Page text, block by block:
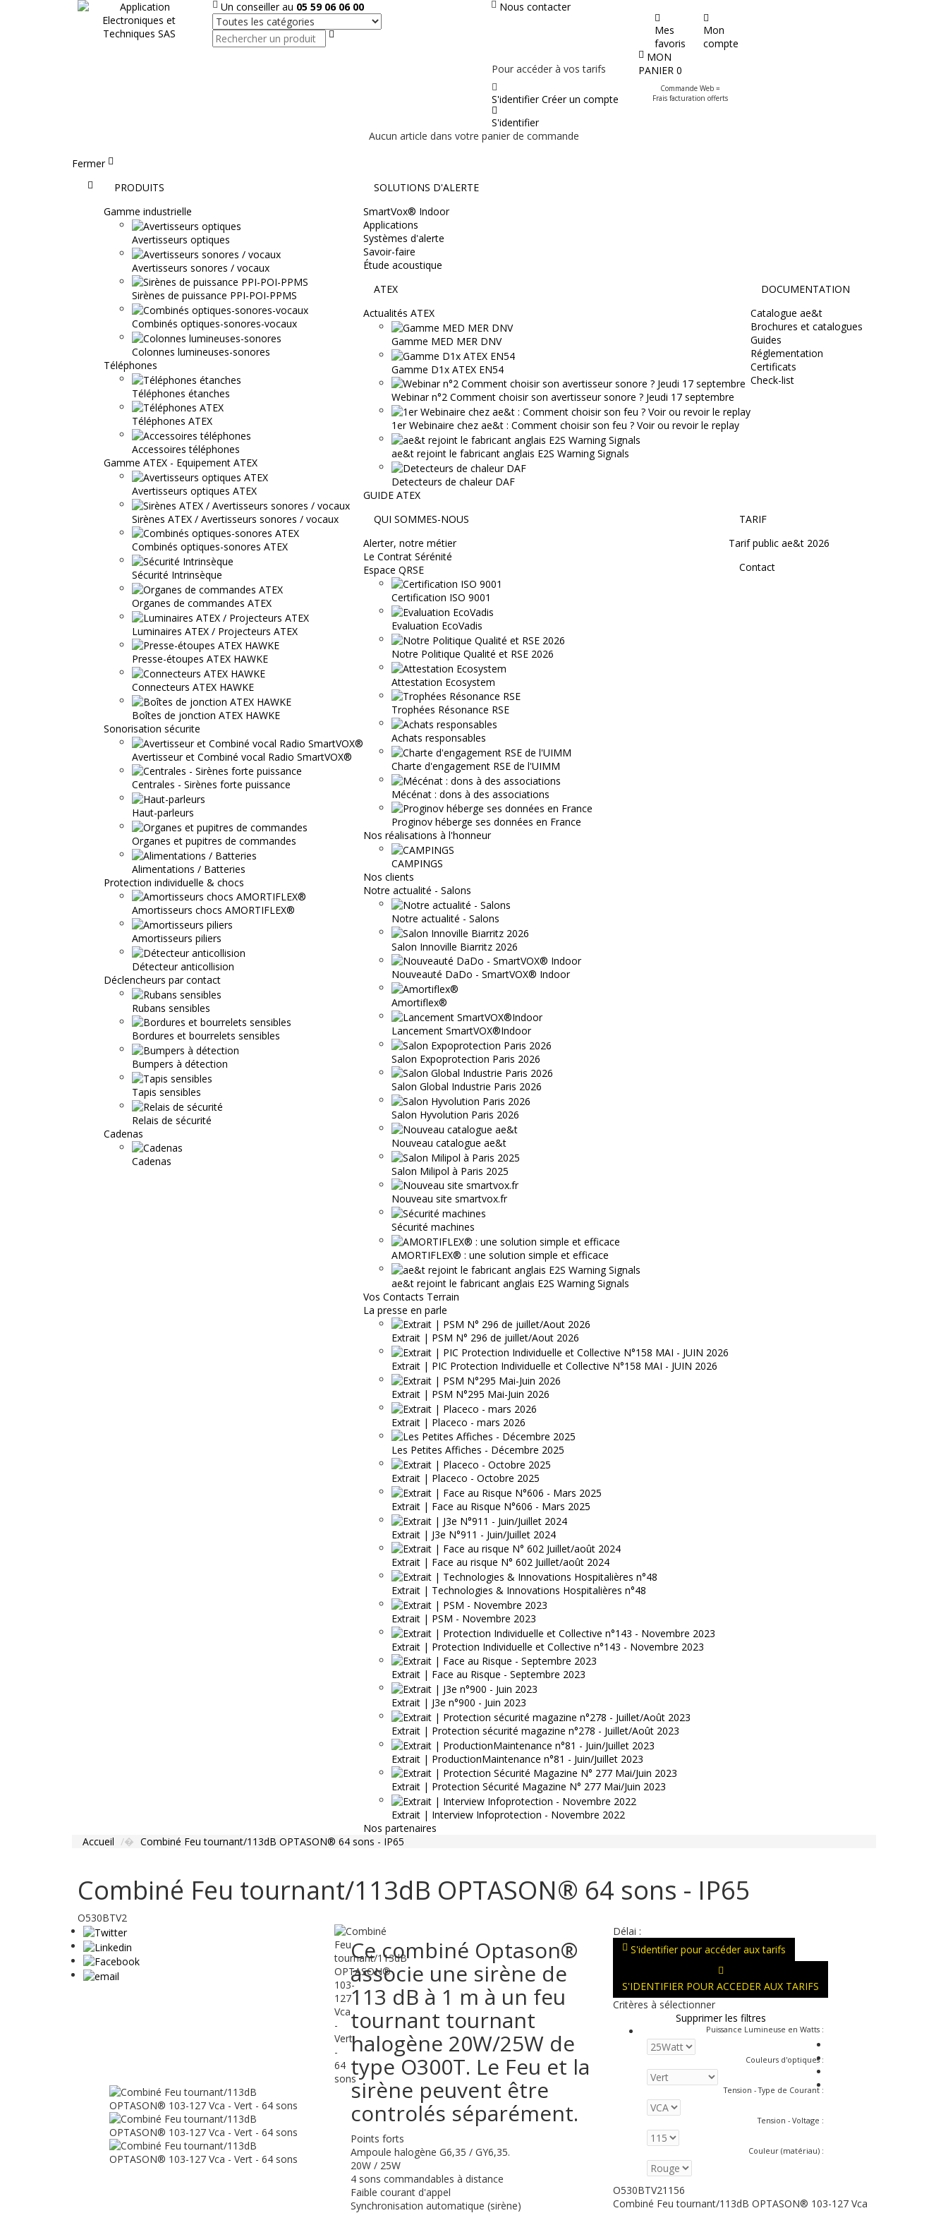
Un conseiller au 05 59 06 06 00 Nous contacter
Rechercher
Mes
favoris
Mon
compte
Pour accéder à vos tarifs
S'identifierCréer un compte
S'identifier
MON
PANIER 0
Commande Web =
Frais facturation offerts
Aucun article dans votre panier de commande
Fermer
AccueilPRODUITS
Gamme industrielle
Avertisseurs optiques
Avertisseurs sonores / vocaux
Sirènes de puissance PPI-POI-PPMS
Combinés optiques-sonores-vocaux
Colonnes lumineuses-sonores
Téléphones
Téléphones étanches
Téléphones ATEX
Accessoires téléphones
Gamme ATEX - Equipement ATEX
Avertisseurs optiques ATEX
Sirènes ATEX / Avertisseurs sonores / vocaux
Combinés optiques-sonores ATEX
Sécurité Intrinsèque
Organes de commandes ATEX
Luminaires ATEX / Projecteurs ATEX
Presse-étoupes ATEX HAWKE
Connecteurs ATEX HAWKE
Boîtes de jonction ATEX HAWKE
Sonorisation sécurite
Avertisseur et Combiné vocal Radio SmartVOX®
Centrales - Sirènes forte puissance
Haut-parleurs
Organes et pupitres de commandes
Alimentations / Batteries
Protection individuelle & chocs
Amortisseurs chocs AMORTIFLEX®
Amortisseurs piliers
Détecteur anticollision
Déclencheurs par contact
Rubans sensibles
Bordures et bourrelets sensibles
Bumpers à détection
Tapis sensibles
Relais de sécurité
Cadenas
Cadenas
SOLUTIONS D'ALERTE
SmartVox® Indoor
Applications
Systèmes d'alerte
Savoir-faire
Étude acoustique
ATEX
Actualités ATEX
Gamme MED MER DNV
Gamme D1x ATEX EN54
Webinar n°2 Comment choisir son avertisseur sonore ? Jeudi 17 septembre
1er Webinaire chez ae&t : Comment choisir son feu ? Voir ou revoir le replay
ae&t rejoint le fabricant anglais E2S Warning Signals
Detecteurs de chaleur DAF
GUIDE ATEX
DOCUMENTATION
Catalogue ae&t
Brochures et catalogues
Guides
Réglementation
Certificats
Check-list
QUI SOMMES-NOUS
Alerter, notre métier
Le Contrat Sérénité
Espace QRSE
Certification ISO 9001
Evaluation EcoVadis
Notre Politique Qualité et RSE 2026
Attestation Ecosystem
Trophées Résonance RSE
Achats responsables
Charte d'engagement RSE de l'UIMM
Mécénat : dons à des associations
Proginov héberge ses données en France
Nos réalisations à l'honneur
CAMPINGS
Nos clients
Notre actualité - Salons
Notre actualité - Salons
Salon Innoville Biarritz 2026
Nouveauté DaDo - SmartVOX® Indoor
Amortiflex®
Lancement SmartVOX®Indoor
Salon Expoprotection Paris 2026
Salon Global Industrie Paris 2026
Salon Hyvolution Paris 2026
Nouveau catalogue ae&t
Salon Milipol à Paris 2025
Nouveau site smartvox.fr
Sécurité machines
AMORTIFLEX® : une solution simple et efficace
ae&t rejoint le fabricant anglais E2S Warning Signals
Vos Contacts Terrain
La presse en parle
Extrait | PSM N° 296 de juillet/Aout 2026
Extrait | PIC Protection Individuelle et Collective N°158 MAI - JUIN 2026
Extrait | PSM N°295 Mai-Juin 2026
Extrait | Placeco - mars 2026
Les Petites Affiches - Décembre 2025
Extrait | Placeco - Octobre 2025
Extrait | Face au Risque N°606 - Mars 2025
Extrait | J3e N°911 - Juin/Juillet 2024
Extrait | Face au risque N° 602 Juillet/août 2024
Extrait | Technologies & Innovations Hospitalières n°48
Extrait | PSM - Novembre 2023
Extrait | Protection Individuelle et Collective n°143 - Novembre 2023
Extrait | Face au Risque - Septembre 2023
Extrait | J3e n°900 - Juin 2023
Extrait | Protection sécurité magazine n°278 - Juillet/Août 2023
Extrait | ProductionMaintenance n°81 - Juin/Juillet 2023
Extrait | Protection Sécurité Magazine N° 277 Mai/Juin 2023
Extrait | Interview Infoprotection - Novembre 2022
Nos partenaires
TARIF
Tarif public ae&t 2026
Contact
Accueil Combiné Feu tournant/113dB OPTASON® 64 sons - IP65
Combiné Feu tournant/113dB OPTASON® 64 sons - IP65
O530BTV2
Ce combiné Optason®
associe une sirène de
113 dB à 1 m à un feu
tournant tournant
halogène 20W/25W de
type O300T. Le Feu et la
sirène peuvent être
controlés séparément.
Points forts
Ampoule halogène G6,35 / GY6,35.
20W / 25W
4 sons commandables à distance
Faible courant d'appel
Synchronisation automatique (sirène)
Délai :
S'identifier pour accéder aux tarifs
S'IDENTIFIER POUR ACCEDER AUX TARIFS
Critères à sélectionner
Supprimer les filtres
Puissance Lumineuse en Watts :
Couleurs d'optiques:
Tension - Type de Courant :
Tension - Voltage :
Couleur (matériau) :
O530BTV21156
Combiné Feu tournant/113dB OPTASON® 103-127 Vca